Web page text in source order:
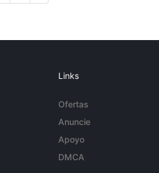
Links
Ofertas
Anuncie
Apoyo
DMCA